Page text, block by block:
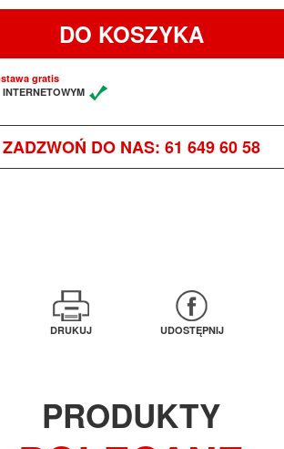
DO KOSZYKA
gratis
ZADZWOŃ DO NAS: 61 649 60 58
DRUKUJ UDOSTĘPNIJ
PRODUKTY